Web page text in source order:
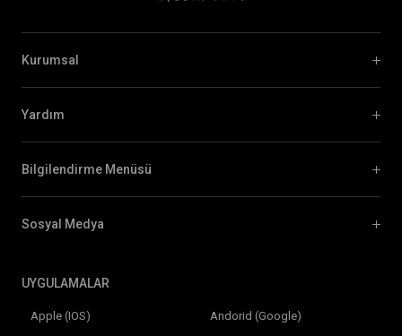
Kurumsal
Yardım
Bilgilendirme Menüsü
Sosyal Medya
UYGULAMALAR
Apple (IOS) Andorid (Google)